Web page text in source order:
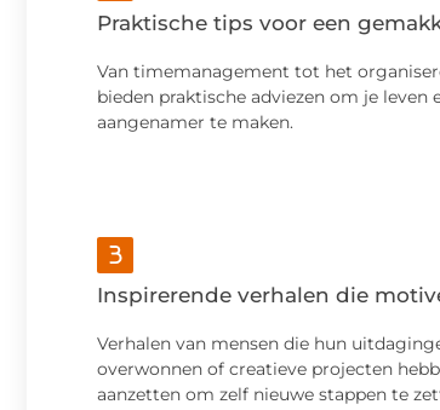
Praktische tips voor een
Van timemanagement tot het
bieden praktische adviezen om je leven
aangenamer te maken.
Inspirerende verhalen die
Verhalen van mensen die hun
overwonnen of creatieve projecten
aanzetten om zelf nieuwe stappen te